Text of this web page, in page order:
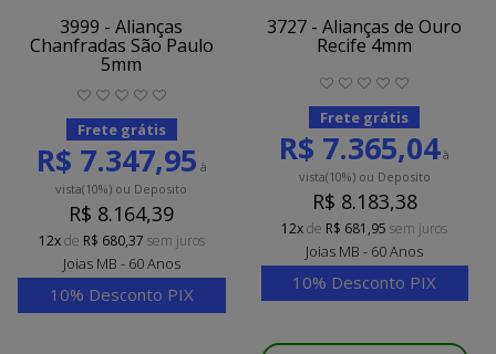
3999 - Alianças
Chanfradas São Paulo
5mm
Frete grátis
R$ 7.347,95 à
vista(10%) ou Deposito
R$ 8.164,39
12xde R$ 680,37 sem juros
Joias MB - 60 Anos
10% Desconto PIX
3727 - Alianças de Ouro
Recife 4mm
Frete grátis
R$ 7.365,04à
vista(10%)ou Deposito
R$ 8.183,38
12xde R$ 681,95 sem juros
Joias MB - 60 Anos
10% Desconto PIX